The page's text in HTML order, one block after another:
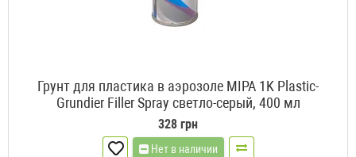
Грунт для пластика в аэрозоле MIPA 1K Plastic-
Grundier Filler Spray светло-серый, 400 мл
328 грн
Нет в наличии